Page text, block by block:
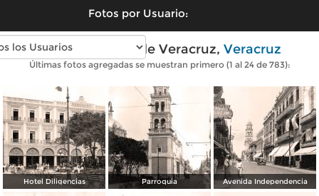
Fotos por Usuario:
Fotos antiguas de Veracruz, Veracruz
Últimas fotos agregadas se muestran primero (1 al 24 de 783):
Hotel Diligencias Parroquia Avenida Independencia